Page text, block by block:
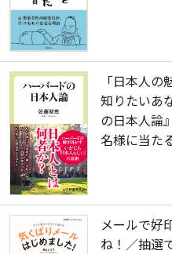
「日本人
知りたいあ
の日本人論
名様に当た
メールで好
ね！／抽選